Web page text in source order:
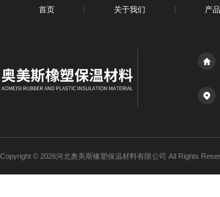
首页 关于我们 产
Copyright © 2026河北奥美斯橡塑保温材料有限公司 All Rights